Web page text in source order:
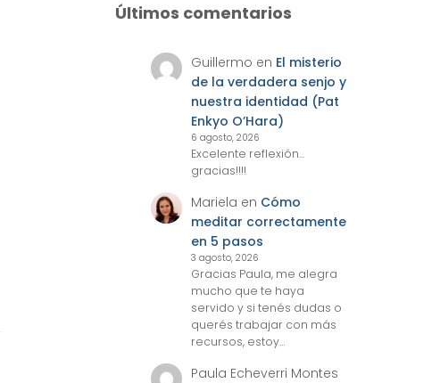
Últimos comentarios
Guillermo en El misterio
de la verdadera senjo y
nuestra identidad (Pat
Enkyo O’Hara)
6 agosto, 2026
Excelente reflexión...
gracias!!!!
Mariela en Cómo
meditar correctamente
en 5 pasos
3 agosto, 2026
Gracias Paula, me alegra
mucho que te haya
servido y si tenés dudas o
querés trabajar con más
recursos, estoy…
Paula Echeverri Montes